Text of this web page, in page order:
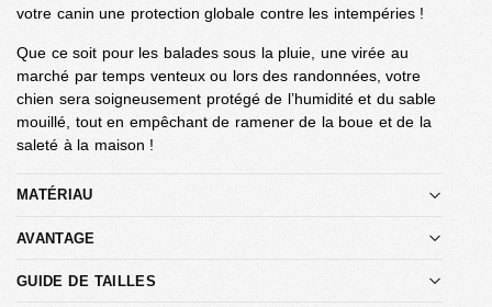
votre canin une protection globale contre les intempéries !
Que ce soit pour les balades sous la pluie, une virée au
marché par temps venteux ou lors des randonnées, votre
chien sera soigneusement protégé de l’humidité et du sable
mouillé, tout en empêchant de ramener de la boue et de la
saleté à la maison !
MATÉRIAU
AVANTAGE
GUIDE DE TAILLES